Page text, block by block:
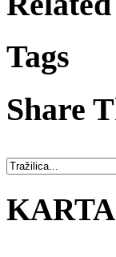
Tags
Share